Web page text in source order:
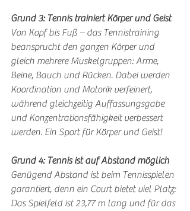
Grund 3: Tennis trainiert Körper und Geist
Von Kopf bis Fuß – das Tennistraining
beansprucht den ganzen Körper und
gleich mehrere Muskelgruppen: Arme,
Beine, Bauch und Rücken. Dabei werden
Koordination und Motorik verfeinert,
während gleichzeitig Auffassungsgabe
und Konzentrationsfähigkeit verbessert
werden. Ein Sport für Körper und Geist!
Grund 4: Tennis ist auf Abstand möglich
Genügend Abstand ist beim Tennisspielen
garantiert, denn ein Court bietet viel Platz:
Das Spielfeld ist 23,77 m lang und für das